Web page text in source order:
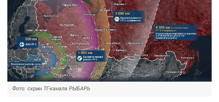
Фото: скрин ТГ-канала РЫБАРЬ